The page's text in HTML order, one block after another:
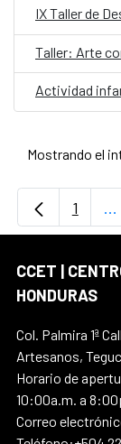
Taller: Arte
Actividad
Mostrando el
Página
1 ...
CCET |
HONDURAS
Col. Palmira 1ª
Artesanos,
Horario de
10:00a.m. a
Correo